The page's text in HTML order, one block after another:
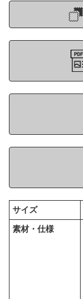
サイズ
素材・仕様